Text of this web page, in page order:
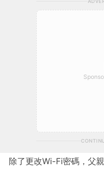
除了更改Wi-Fi密碼，父